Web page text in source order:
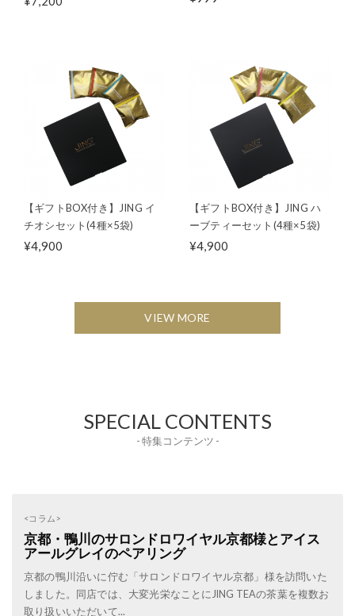
【ギフトBOX付き】JING イ
チオシセット(4種×5袋)
¥4,900
【ギフトBOX付き】JING ハ
ーブティーセット(4種×5袋)
¥4,900
VIEW MORE
SPECIAL CONTENTS
- 特集コンテンツ -
<コラム>
京都・鴨川のサロンドロワイヤル京都様とアイス
アールグレイのペアリング
京都の鴨川沿いに佇む「サロンドロワイヤル京都」様を訪問いた
しました。同店では、大変光栄なことにJING TEAの茶葉を複数お
取り扱いいただいて...